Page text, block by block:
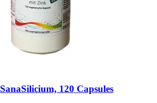
SanaSilicium, 120 Capsules